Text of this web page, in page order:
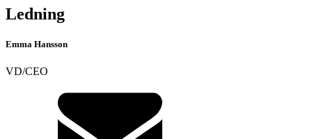
Ledning
Emma Hansson
VD/CEO